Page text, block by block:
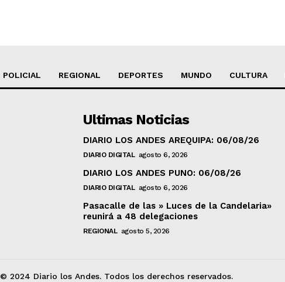
POLICIAL REGIONAL DEPORTES MUNDO CULTURA
Ultimas Noticias
DIARIO LOS ANDES AREQUIPA: 06/08/26
DIARIO DIGITAL agosto 6, 2026
DIARIO LOS ANDES PUNO: 06/08/26
DIARIO DIGITAL agosto 6, 2026
Pasacalle de las » Luces de la Candelaria»
reunirá a 48 delegaciones
REGIONAL agosto 5, 2026
© 2024 Diario los Andes. Todos los derechos reservados.